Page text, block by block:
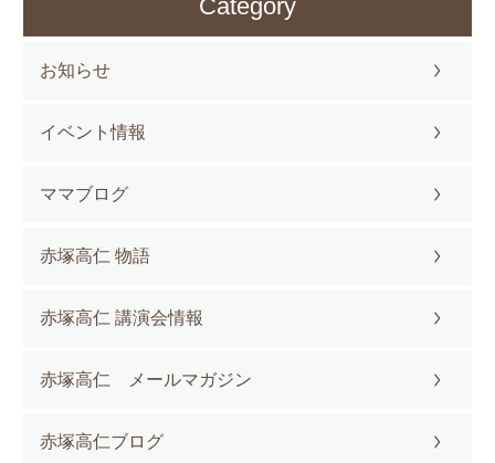
Category
お知らせ
イベント情報
ママブログ
赤塚高仁 物語
赤塚高仁 講演会情報
赤塚高仁 メールマガジン
赤塚高仁ブログ